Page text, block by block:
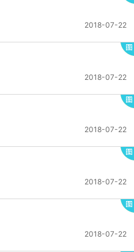
2018-07-22
2018-07-22
2018-07-22
2018-07-22
2018-07-22